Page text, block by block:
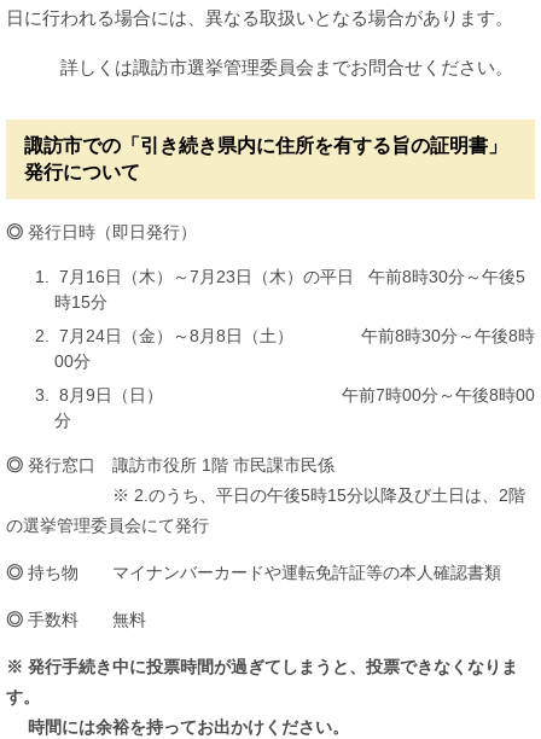
日に行われる場合には、異なる取扱いとなる場合があります。
詳しくは諏訪市選挙管理委員会までお問合せください。
諏訪市での「引き続き県内に住所を有する旨の証明書」
発行について
◎ 発行日時（即日発行）
7月16日（木）～7月23日（木）の平日 午前8時30分～午後5
時15分
7月24日（金）～8月8日（土） 午前8時30分～午後8時
00分
8月9日（日） 午前7時00分～午後8時00
分
◎ 発行窓口 諏訪市役所 1階 市民課市民係
※ 2.のうち、平日の午後5時15分以降及び土日は、2階
の選挙管理委員会にて発行
◎ ​持ち物 マイナンバーカードや運転免許証等の本人確認書類
◎ 手数料 無料
※ 発行手続き中に投票時間が過ぎてしまうと、投票できなくなりま
す。
時間には余裕を持ってお出かけください。